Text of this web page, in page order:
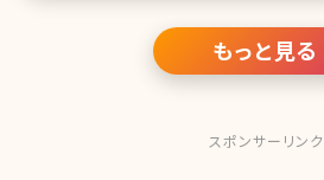
Instagramで見る
もっと見る
スポンサーリンク